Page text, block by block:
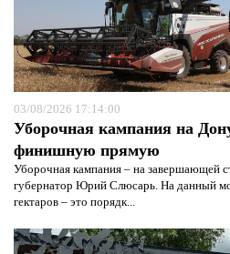
03/08/2026 17:14:00
Уборочная кампания на
финишную прямую
Уборочная кампания – на завершающей
губернатор Юрий Слюсарь. На данный
гектаров – это порядк...